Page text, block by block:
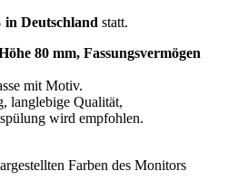
in Deutschland statt.
80 mm, Fassungsvermögen
mit Motiv.
langlebige Qualität,
wird empfohlen.
Farben des Monitors